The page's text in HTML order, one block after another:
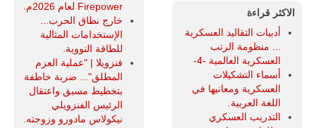
الاكثر قراءة
أدبيات التقاليد العسكرية
... منظومة الرتب
العسكرية العالمية -4-
أسماء التشكيلات
العسكرية ومعانيها في
اللغة العربية.
التدريب العسكري
Firepower لعام 2026م.
خارج نطاق الحرب...
الإستخدامات المثالية
للطاقة النووية.
فنزويلا | "عملية العزم
المطلق"... ضربة خاطفة
بتخطيط مسبق واعتقال
الرئيس الفنزويلي
نيكولاس مادورو وزوجته.